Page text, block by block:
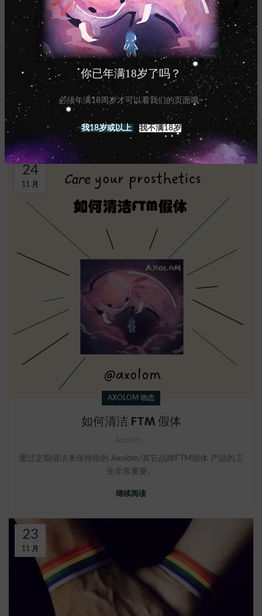
你已年满18岁了吗？
必须年满18周岁才可以看我们的页面哦~
我18岁或以上 我不满18岁
微光
如何支持你的酷儿孩子
Axolom
如果你的孩子对你出柜——坦白他/她的真实身份。恭喜！这可
能是他们选择与你分享对他们来说非常私人和生命中最重要的
东西。假设你对 LGBTQA+ 身份不是很熟悉，你可能会感到困
惑，不知道...
继续阅读
24
11 月
AXOLOM 动态
如何清洁 FTM 假体
通过定期清洁来保持你的 Axolom/其它品牌FTM假体 产品的卫
生非常重要。
继续阅读
23
11 月